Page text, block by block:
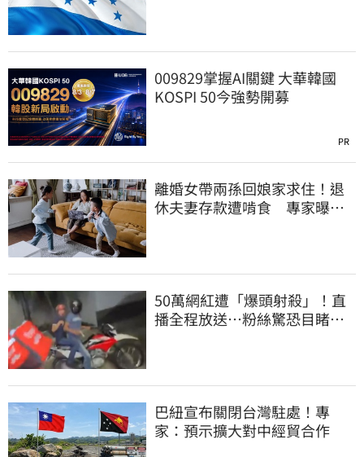
009829掌握AI關鍵 大華韓國
KOSPI 50今強勢開募
PR
離婚女帶兩孫回娘家求住！退
休夫妻存款遭啃食 專家曝這
50萬網紅遭「爆頭射殺」！直
播全程放送…粉絲驚恐目睹慘
巴紐宣布關閉台灣駐處！專
家：預示擴大對中經貿合作